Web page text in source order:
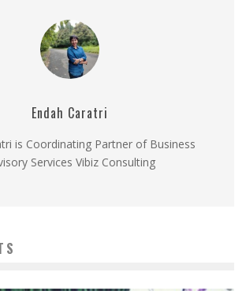
Endah Caratri
is Coordinating Partner of Business
Services Vibiz Consulting